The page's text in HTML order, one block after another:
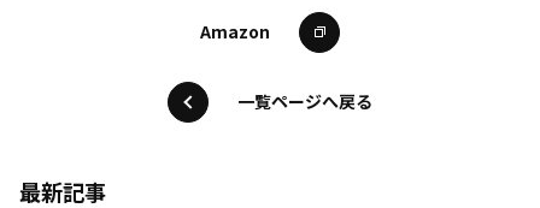
Amazon
一覧ページへ戻る
最新記事